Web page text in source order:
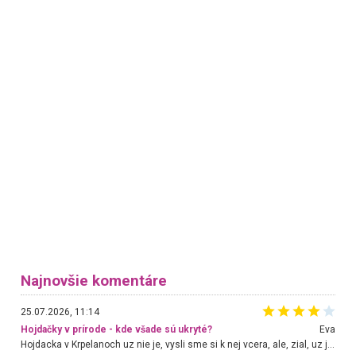
Najnovšie komentáre
25.07.2026, 11:14
Hojdačky v prírode - kde všade sú ukryté?
Eva
Hojdacka v Krpelanoch uz nie je, vysli sme si k nej vcera, ale, zial, uz je znicena. Ak sem planujete cestu len kvoli hojdacke, mozete si ju usetrit. Krasny vyhlad je tu vsak aj bez hojdacky :-)